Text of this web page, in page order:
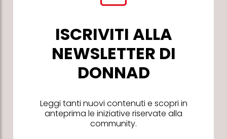
ISCRIVITI ALLA
NEWSLETTER DI
DONNAD
Leggi tanti nuovi contenuti e scopri in
anteprima le iniziative riservate alla
community.